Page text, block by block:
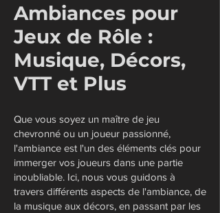
Ambiances pour
Jeux de Rôle :
Musique, Décors,
VTT et Plus
Que vous soyez un maître de jeu
chevronné ou un joueur passionné,
l'ambiance est l'un des éléments clés pour
immerger vos joueurs dans une partie
inoubliable. Ici, nous vous guidons à
travers différents aspects de l'ambiance, de
la musique aux décors, en passant par les